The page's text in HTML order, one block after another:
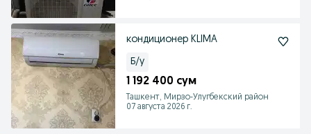
кондиционер KLIMA
Б/у
1 192 400 сум
Ташкент, Мирзо-Улугбекский район
07 августа 2026 г.